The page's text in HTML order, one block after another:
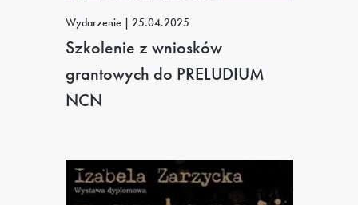
Wydarzenie | 25.04.2025
Szkolenie z wniosków
grantowych do PRELUDIUM
NCN